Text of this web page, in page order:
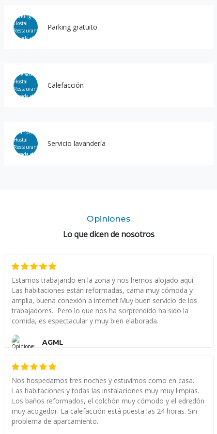
Parking gratuito
Calefacción
Servicio lavandería
Opiniones
Lo que dicen de nosotros
Estamos trabajando en la zona y nos hemos alojado aquí.
Las habitaciones están reformadas, cama muy cómoda y
amplia, buena conexión a internet.Muy buen servicio de los
trabajadores. Pero lo que nos ha sorprendido ha sido la
comida, es espectacular y muy bien elaborada.
AGML
Nos hospedamos tres noches y estuvimos como en casa.
Las habitaciones y todas las instalaciones muy muy limpias.
Los baños reformados, el colchón muy cómodo y el edredón
muy acogedor. La calefacción está puesta las 24 horas. Sin
problema de aparcamiento.